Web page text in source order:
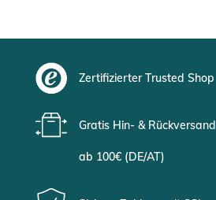
Zertifizierter Trusted Shop
Gratis Hin- & Rückversand
ab 100€ (DE/AT)